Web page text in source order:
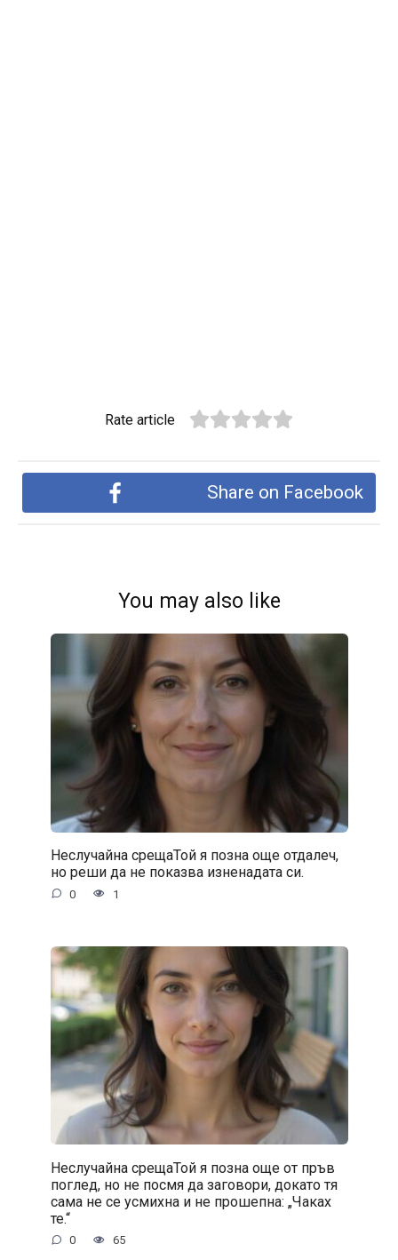
Rate article
Share on Facebook
You may also like
Неслучайна срещаТой я позна още отдалеч,
но реши да не показва изненадата си.
0 1
Неслучайна срещаТой я позна още от пръв
поглед, но не посмя да заговори, докато тя
сама не се усмихна и не прошепна: „Чаках
те.“
0 65